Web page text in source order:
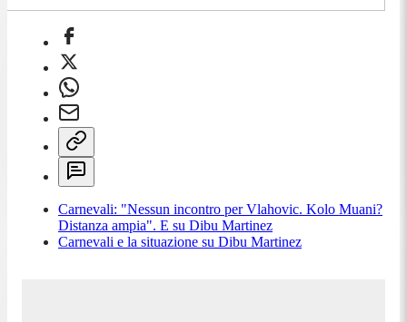
Carnevali: "Nessun incontro per Vlahovic. Kolo Muani?
Distanza ampia". E su Dibu Martinez
Carnevali e la situazione su Dibu Martinez